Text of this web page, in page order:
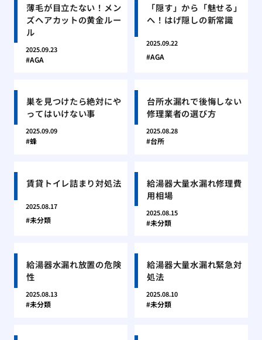
薄毛が目立たない！メン
ズヘアカットの黄金ルー
ル
2025.09.23
AGA
「隠す」から「魅せる」
へ！はげ隠しの新常識
2025.09.22
AGA
巣を見つけたら絶対にや
ってはいけない事
2025.09.09
蜂
台所水漏れで後悔しない
修理業者の選び方
2025.08.28
台所
賃貸トイレ詰まり対処法
2025.08.17
未分類
給湯器大量水漏れ修理費
用相場
2025.08.15
未分類
給湯器水漏れ放置の危険
性
2025.08.13
未分類
給湯器大量水漏れ緊急対
処法
2025.08.10
未分類